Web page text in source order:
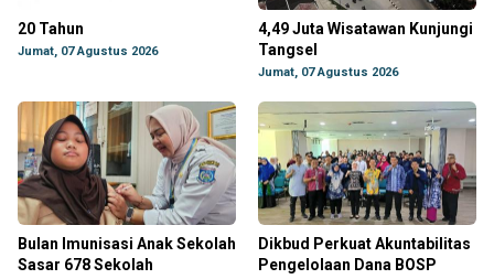
20 Tahun
Jumat, 07 Agustus 2026
4,49 Juta Wisatawan Kunjungi
Tangsel
Jumat, 07 Agustus 2026
Bulan Imunisasi Anak Sekolah
Sasar 678 Sekolah
Dikbud Perkuat Akuntabilitas
Pengelolaan Dana BOSP